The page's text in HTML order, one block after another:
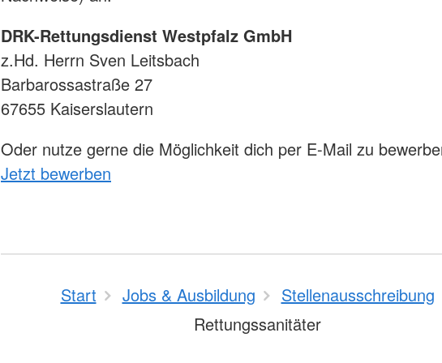
DRK-Rettungsdienst Westpfalz GmbH
z.Hd. Herrn Sven Leitsbach
Barbarossastraße 27
67655 Kaiserslautern
Oder nutze gerne die Möglichkeit dich per E-Mail zu
Jetzt bewerben
Start Jobs & Ausbildung
Stellenausschreibung
Rettungssanitäter